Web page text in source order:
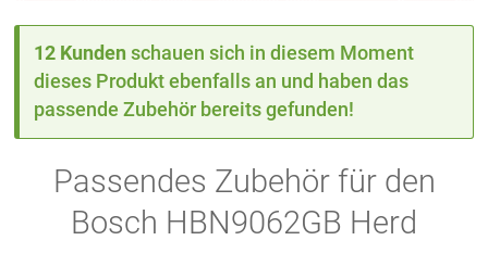
12 Kunden schauen sich in diesem Moment
dieses Produkt ebenfalls an und haben das
passende Zubehör bereits gefunden!
Passendes Zubehör für den
Bosch HBN9062GB Herd